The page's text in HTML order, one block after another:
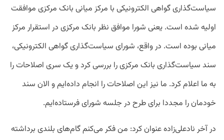
سیاست‌گذاری گواهی الکترونیکی با مرکز میانی بانک مرکزی موافقت
اولیه شده است. یعنی شورا موافق نظر بانک مرکزی در استقرار مرکز
میانی بوده است. در واقع، شورای سیاست‌گذاری گواهی الکترونیکی،
سند سیاست‌گذاری بانک مرکزی را بررسی کرد و یک سری اصلاحات را
به ما اعلام کرد. ما نیز این اصلاحات را انجام داده‌ایم و الان سند
خودمان را مجددا برای طرح در جلسه شورای فرستاده‌ایم.
در آخر نادعلی‌زاده عنوان کرد: من فکر می‌کنم گام‌های بلندی برداشته